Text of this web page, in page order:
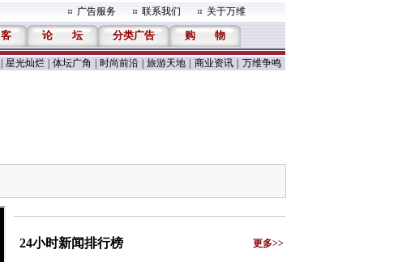
广告服务 联系我们 关于万维
客 论 坛 分类广告 购 物
星光灿烂 体坛广角 时尚前沿 旅游天地 商业资讯 万维争鸣
24小时新闻排行榜 更多>>